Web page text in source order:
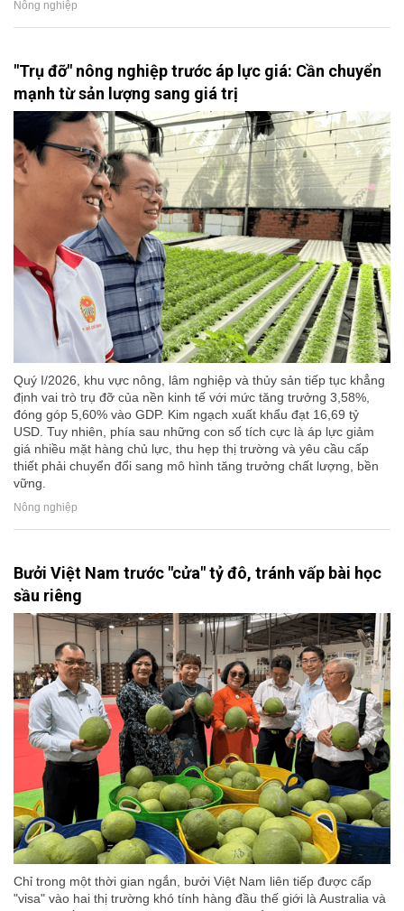
Nông nghiệp
"Trụ đỡ" nông nghiệp trước áp lực giá: Cần chuyển
mạnh từ sản lượng sang giá trị
Quý I/2026, khu vực nông, lâm nghiệp và thủy sản tiếp tục khẳng
định vai trò trụ đỡ của nền kinh tế với mức tăng trưởng 3,58%,
đóng góp 5,60% vào GDP. Kim ngạch xuất khẩu đạt 16,69 tỷ
USD. Tuy nhiên, phía sau những con số tích cực là áp lực giảm
giá nhiều mặt hàng chủ lực, thu hẹp thị trường và yêu cầu cấp
thiết phải chuyển đổi sang mô hình tăng trưởng chất lượng, bền
vững.
Nông nghiệp
Bưởi Việt Nam trước "cửa" tỷ đô, tránh vấp bài học
sầu riêng
Chỉ trong một thời gian ngắn, bưởi Việt Nam liên tiếp được cấp
"visa" vào hai thị trường khó tính hàng đầu thế giới là Australia và